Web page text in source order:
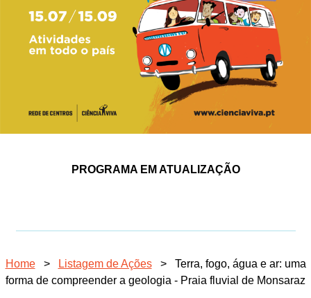
PROGRAMA EM ATUALIZAÇÃO
Home > Listagem de Ações >
Terra, fogo, água e ar: uma
forma de compreender a geologia - Praia fluvial de Monsaraz